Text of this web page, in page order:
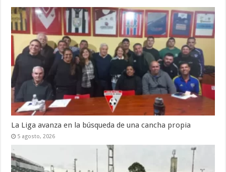
La Liga avanza en la búsqueda de una cancha propia
5 agosto, 2026